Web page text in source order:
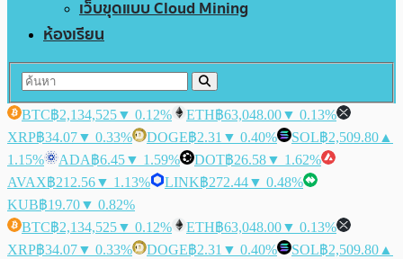
เว็บขุดแบบ Cloud Mining
ห้องเรียน
BTC฿2,134,525▼ 0.12% ETH฿63,048.00▼ 0.13%
XRP฿34.07▼ 0.33% DOGE฿2.31 ▼ 0.40% SOL฿2,509.80 ▲
1.15%
ADA฿6.45▼ 1.59% DOT฿26.58▼ 1.62%
AVAX฿212.56▼ 1.13% LINK฿272.44▼ 0.48%
KUB฿19.70▼ 0.82%
BTC฿2,134,525▼ 0.12% ETH฿63,048.00▼ 0.13%
XRP฿34.07▼ 0.33% DOGE฿2.31 ▼ 0.40% SOL฿2,509.80 ▲